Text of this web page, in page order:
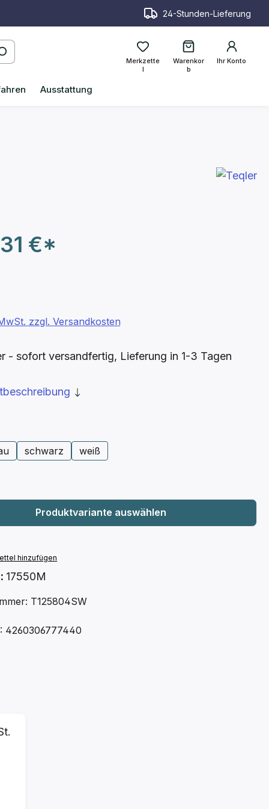
24-Stunden-Lieferung
Merkzette
l
Ihr Konto
Warenkor
b
Ausstattung
€*
zzgl. Versandkosten
- sofort versandfertig, Lieferung in 1-3 Tagen
schwarz weiß
hinzufügen
17550M
T125804SW
4260306777440